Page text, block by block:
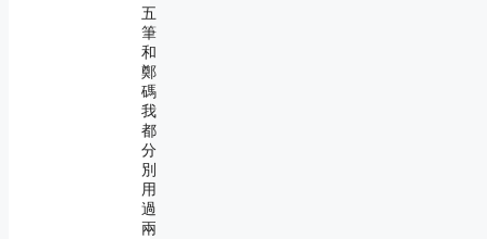
五
筆
和
鄭
碼
我
都
分
別
用
過
兩